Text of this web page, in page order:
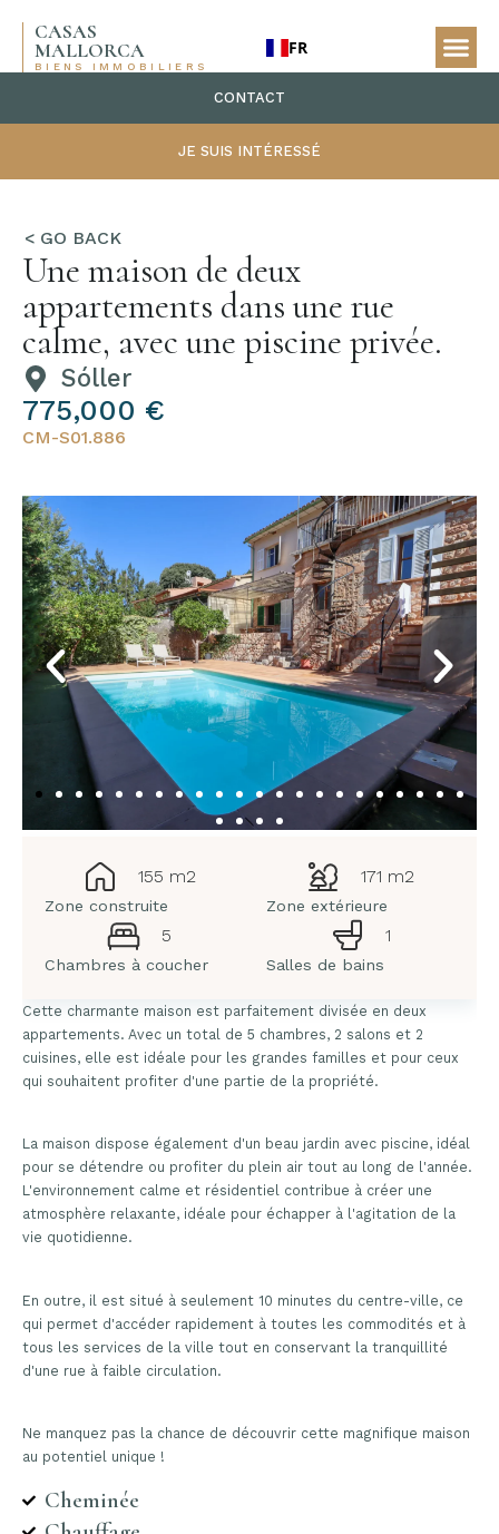
CASAS
MALLORCA
BIENS IMMOBILIERS
FR
CONTACT
JE SUIS INTÉRESSÉ
Une maison de deux
appartements dans une rue
calme, avec une piscine privée.
Sóller
775,000 €
CM-S01.886
155 m2
Zone construite
171 m2
Zone extérieure
5
Chambres à coucher
1
Salles de bains
Cette charmante maison est parfaitement divisée en deux
appartements. Avec un total de 5 chambres, 2 salons et 2
cuisines, elle est idéale pour les grandes familles et pour ceux
qui souhaitent profiter d'une partie de la propriété.
La maison dispose également d'un beau jardin avec piscine, idéal
pour se détendre ou profiter du plein air tout au long de l'année.
L'environnement calme et résidentiel contribue à créer une
atmosphère relaxante, idéale pour échapper à l'agitation de la
vie quotidienne.
En outre, il est situé à seulement 10 minutes du centre-ville, ce
qui permet d'accéder rapidement à toutes les commodités et à
tous les services de la ville tout en conservant la tranquillité
d'une rue à faible circulation.
Ne manquez pas la chance de découvrir cette magnifique maison
au potentiel unique !
Cheminée